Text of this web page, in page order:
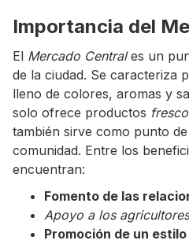
Importancia del
El Mercado Centrales un
de la ciudad. Se caracteriza
lleno de colores, aromas y
solo ofrece productos
también sirve como punto de
comunidad. Entre los
encuentran:
Fomento de las
Apoyo a los
Promoción de un